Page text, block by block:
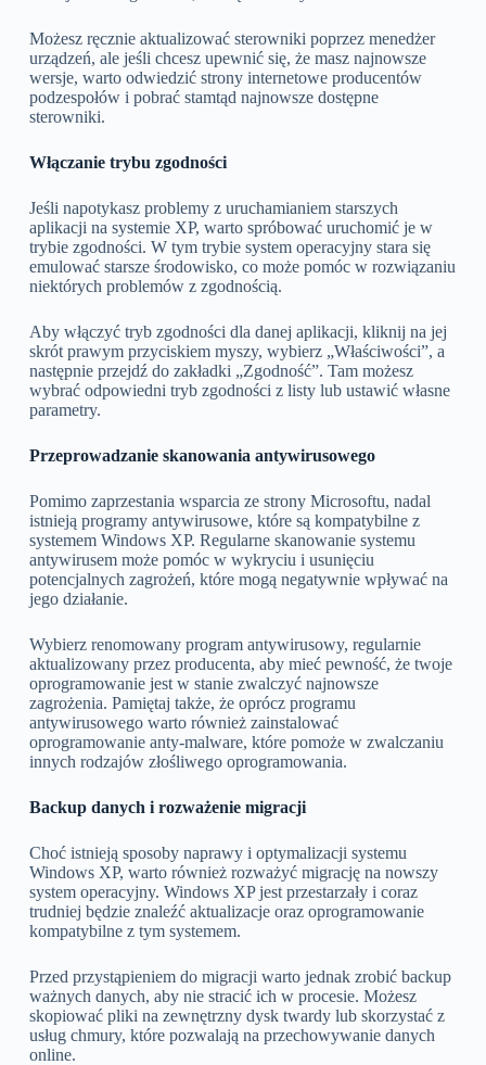
Możesz ręcznie aktualizować sterowniki poprzez menedżer
urządzeń, ale jeśli chcesz upewnić się, że masz najnowsze
wersje, warto odwiedzić strony internetowe producentów
podzespołów i pobrać stamtąd najnowsze dostępne
sterowniki.
Włączanie trybu zgodności
Jeśli napotykasz problemy z uruchamianiem starszych
aplikacji na systemie XP, warto spróbować uruchomić je w
trybie zgodności. W tym trybie system operacyjny stara się
emulować starsze środowisko, co może pomóc w rozwiązaniu
niektórych problemów z zgodnością.
Aby włączyć tryb zgodności dla danej aplikacji, kliknij na jej
skrót prawym przyciskiem myszy, wybierz „Właściwości”, a
następnie przejdź do zakładki „Zgodność”. Tam możesz
wybrać odpowiedni tryb zgodności z listy lub ustawić własne
parametry.
Przeprowadzanie skanowania antywirusowego
Pomimo zaprzestania wsparcia ze strony Microsoftu, nadal
istnieją programy antywirusowe, które są kompatybilne z
systemem Windows XP. Regularne skanowanie systemu
antywirusem może pomóc w wykryciu i usunięciu
potencjalnych zagrożeń, które mogą negatywnie wpływać na
jego działanie.
Wybierz renomowany program antywirusowy, regularnie
aktualizowany przez producenta, aby mieć pewność, że twoje
oprogramowanie jest w stanie zwalczyć najnowsze
zagrożenia. Pamiętaj także, że oprócz programu
antywirusowego warto również zainstalować
oprogramowanie anty-malware, które pomoże w zwalczaniu
innych rodzajów złośliwego oprogramowania.
Backup danych i rozważenie migracji
Choć istnieją sposoby naprawy i optymalizacji systemu
Windows XP, warto również rozważyć migrację na nowszy
system operacyjny. Windows XP jest przestarzały i coraz
trudniej będzie znaleźć aktualizacje oraz oprogramowanie
kompatybilne z tym systemem.
Przed przystąpieniem do migracji warto jednak zrobić backup
ważnych danych, aby nie stracić ich w procesie. Możesz
skopiować pliki na zewnętrzny dysk twardy lub skorzystać z
usług chmury, które pozwalają na przechowywanie danych
online.